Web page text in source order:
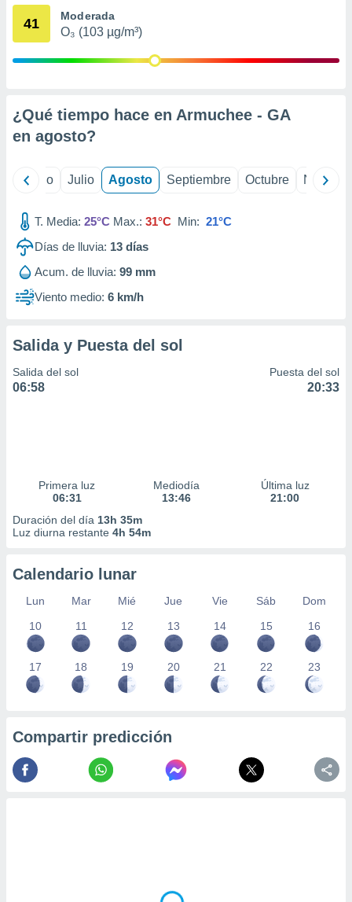
e
publicidad
1199
41 Moderada
O₃ (103 µg/m³)
¿Qué tiempo hace en Armuchee - GA
en agosto?
Junio Julio Agosto Septiembre Octubre
T. Media: 25°C Max.: 31°C Min: 21°C
Días de lluvia: 13 días
Acum. de lluvia: 99 mm
Viento medio: 6 km/h
Salida y Puesta del sol
Salida del sol
06:58
Puesta del sol
20:33
Primera luz
06:31
Mediodía
13:46
Última luz
21:00
Duración del día 13h 35m
Luz diurna restante 4h 54m
Calendario lunar
Lun Mar Mié Jue Vie Sáb
Dom
10
11 12 13 14 15 16
17 18 19 20 21 22 23
Compartir predicción